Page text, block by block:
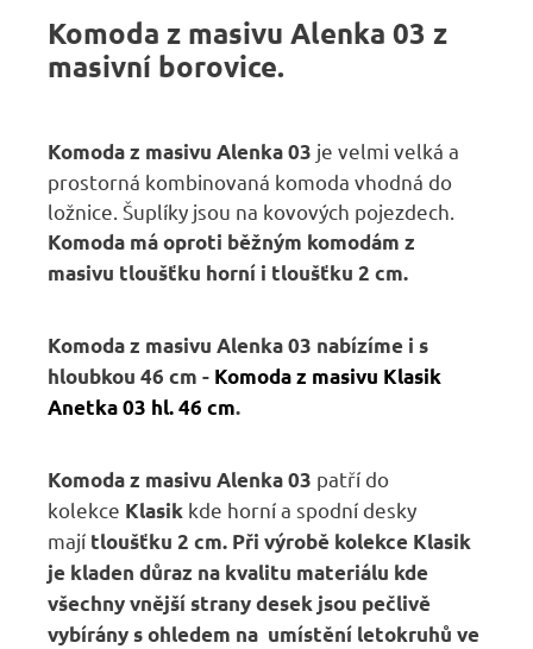
Komoda z masivu Alenka 03 z
masivní borovice.
Komoda z masivu Alenka 03 je velmi velká a
prostorná kombinovaná komoda vhodná do
ložnice. Šuplíky jsou na kovových pojezdech.
Komoda má oproti běžným komodám z
masivu tloušťku horní i tloušťku 2 cm.
Komoda z masivu Alenka 03 nabízíme i s
hloubkou 46 cm - Komoda z masivu Klasik
Anetka 03 hl. 46 cm.
Komoda z masivu Alenka 03 patří do
kolekce Klasik kde horní a spodní desky
mají tloušťku 2 cm. Při výrobě kolekce Klasik
je kladen důraz na kvalitu materiálu kde
všechny vnější strany desek jsou pečlivě
vybírány s ohledem na umístění letokruhů ve